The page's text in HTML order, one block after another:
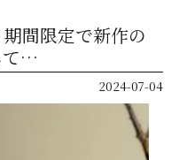
間限定で新作の
て…
2024-07-04